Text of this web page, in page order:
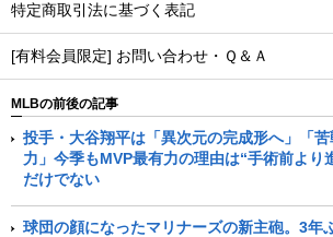
特定商取引法に基づく表記
[有料会員限定] お問い合わせ・Ｑ＆Ａ
MLBの前後の記事
投手・大谷翔平は「異次元の完成形へ」「
力」今季もMVP最有力の理由は“手術前より
だけでない
球団の顔になったマリナーズの新主砲。3年